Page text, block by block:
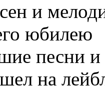
и
юбилею
песни и
на